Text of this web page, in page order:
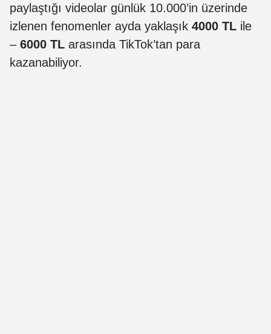
paylaştığı videolar günlük 10.000’in üzerinde
izlenen fenomenler ayda yaklaşık 4000 TL ile
– 6000 TL arasında TikTok’tan para
kazanabiliyor.